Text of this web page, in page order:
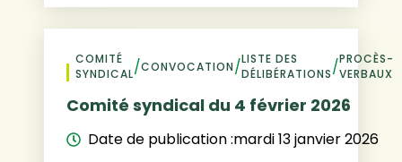
COMITÉ
SYNDICAL/CONVOCATION/LISTE DES
DÉLIBÉRATIONS/PROCÈS-
VERBAUX
Comité syndical du 4 février 2026
Date de publication :mardi 13 janvier 2026